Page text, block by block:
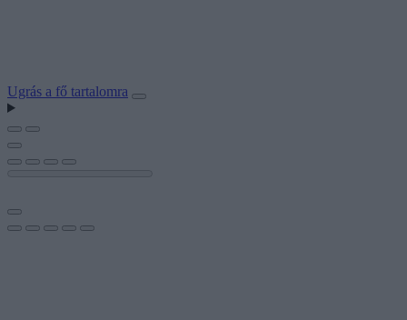
Ugrás a fő tartalomra